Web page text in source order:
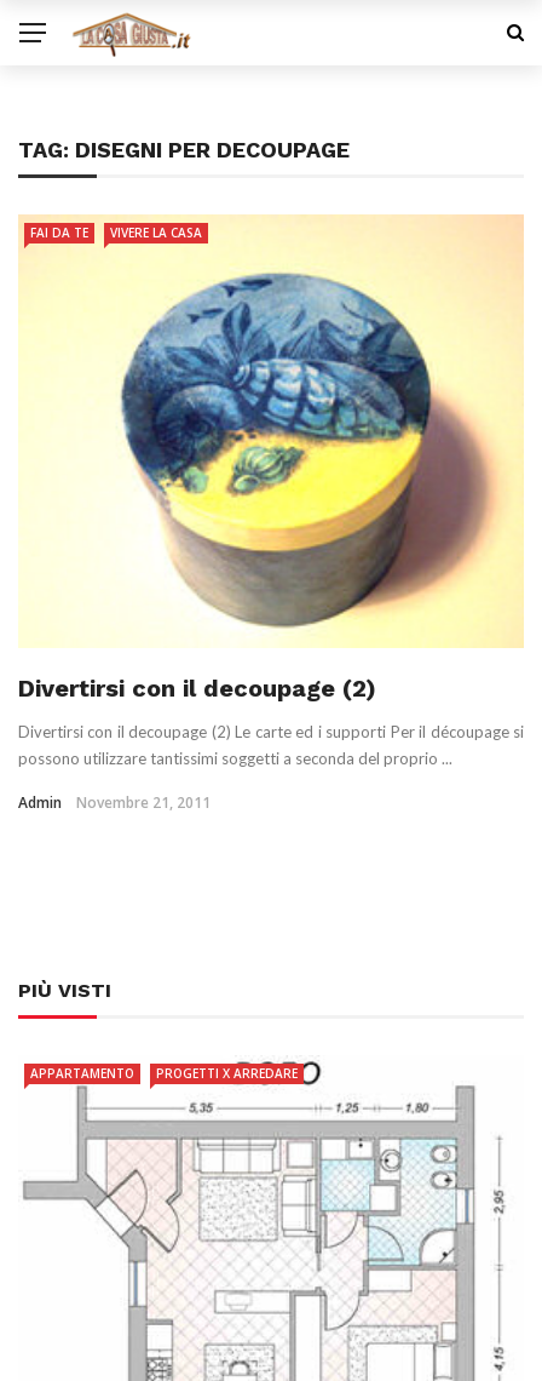
TAG: DISEGNI PER DECOUPAGE
FAI DA TE VIVERE LA CASA
Divertirsi con il decoupage (2)
Divertirsi con il decoupage (2) Le carte ed i supporti Per il découpage si
possono utilizzare tantissimi soggetti a seconda del proprio ...
Admin Novembre 21, 2011
PIÙ VISTI
APPARTAMENTO PROGETTI X ARREDARE